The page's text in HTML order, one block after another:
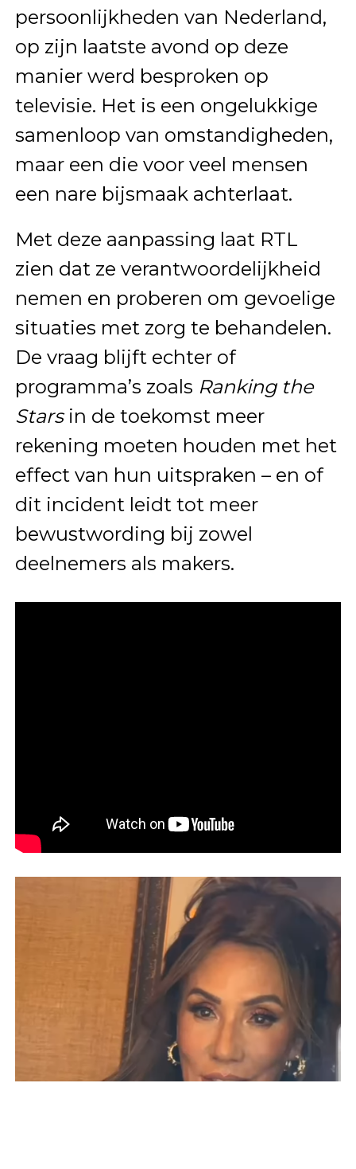
persoonlijkheden van Nederland,
op zijn laatste avond op deze
manier werd besproken op
televisie. Het is een ongelukkige
samenloop van omstandigheden,
maar een die voor veel mensen
een nare bijsmaak achterlaat.
Met deze aanpassing laat RTL
zien dat ze verantwoordelijkheid
nemen en proberen om gevoelige
situaties met zorg te behandelen.
De vraag blijft echter of
programma’s zoals Ranking the
Starsin de toekomst meer
rekening moeten houden met het
effect van hun uitspraken – en of
dit incident leidt tot meer
bewustwording bij zowel
deelnemers als makers.